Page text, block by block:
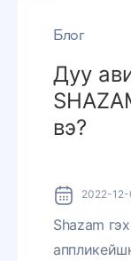
Блог
Дуу
вэ?
2022-12-
Shazam